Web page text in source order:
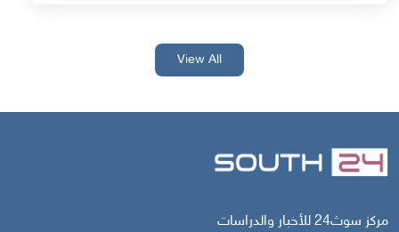
View All
مركز سوث24 للأخبار والدراسات